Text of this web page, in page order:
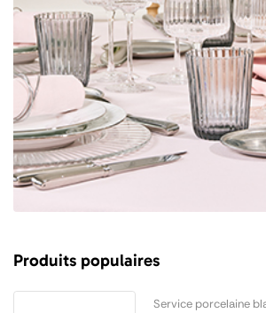
Produits populaires
Service porcelaine